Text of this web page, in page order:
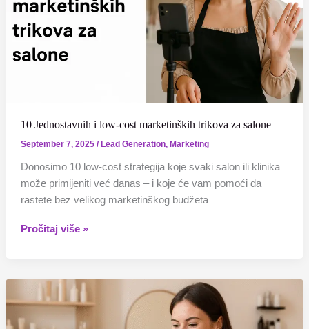
10 Jednostavnih i low-cost marketinških trikova za salone
September 7, 2025 / Lead Generation, Marketing
Donosimo 10 low-cost strategija koje svaki salon ili klinika
može primijeniti već danas – i koje će vam pomoći da
rastete bez velikog marketinškog budžeta
trikova
za
salone
Pročitaj više »
Praktični
savjeti
za